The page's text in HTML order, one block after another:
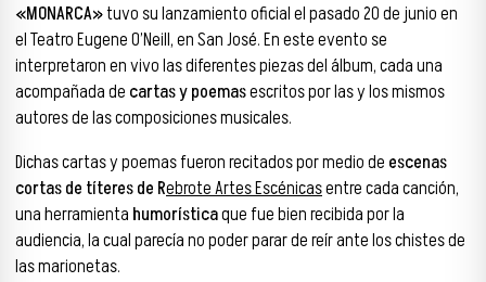
«MONARCA»tuvo su lanzamiento oficial el pasado 20 de junio en
el Teatro Eugene O’Neill, en San José. En este evento se
interpretaron en vivo las diferentes piezas del álbum, cada una
acompañada de cartas y poemasescritos por las y los mismos
autores de las composiciones musicales.
Dichas cartas y poemas fueron recitados por medio de escenas
cortas de títeres de Rebrote Artes Escénicasentre cada canción,
una herramienta humorísticaque fue bien recibida por la
audiencia, la cual parecía no poder parar de reír ante los chistes de
las marionetas.